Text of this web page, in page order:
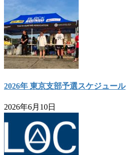
2026年 東京支部予選スケジュール
2026年6月10日